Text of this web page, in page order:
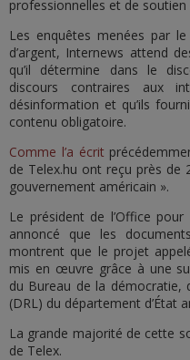
professionnelles et de
Les enquêtes menées par
d’argent, Internews attend
qu’il détermine dans le
discours contraires aux
désinformation et qu’ils
contenu obligatoire.
Comme l’a écrit
de Telex.hu ont reçu près de
gouvernement américain ».
Le président de l’Office
annoncé que les
montrent que le projet
mis en œuvre grâce à une
du Bureau de la démocratie,
(DRL) du département d’État
La grande majorité de cette
de Telex.